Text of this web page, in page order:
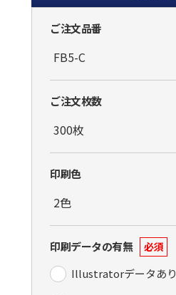
ご注文品番
ご注文枚数
印刷色
印刷データの有無 必須
Illustratorデータあり